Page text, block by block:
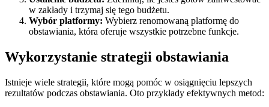
w zakłady i trzymaj się tego budżetu.
Wybór platformy: Wybierz renomowaną platformę do
obstawiania, która oferuje wszystkie potrzebne funkcje.
Wykorzystanie strategii obstawiania
Istnieje wiele strategii, które mogą pomóc w osiągnięciu lepszych
rezultatów podczas obstawiania. Oto przykłady efektywnych metod: